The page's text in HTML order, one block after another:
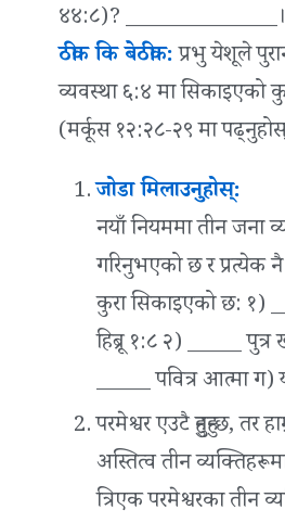
४४:८)? ______________।
ठीक कि बेठीक:प्रभु येशूले
व्यवस्था ६:४ मा सिकाइएको
(मर्कूस १२:२८-२९ मा
जोडा मिलाउनुहोस्:
नयाँ नियममा तीन जना
गरिनुभएको छ र प्रत्येक
कुरा सिकाइएको छ: १)
हिब्रू १:८ २) _____
_____ पवित्र आत्मा ग)
परमेश्वर एउटै हुनुहुन्छ, तर
अस्तित्व तीन
त्रिएक परमेश्वरका तीन